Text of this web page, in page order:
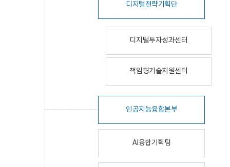
디지털전략기획단
디지털투자성과센터
책임형기술지원센터
인공지능융합본부
AI융합기획팀